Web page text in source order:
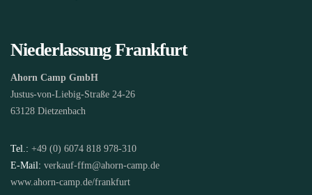
Niederlassung Frankfurt
Ahorn Camp GmbH
Justus-von-Liebig-Straße 24-26
63128 Dietzenbach
Tel.: +49 (0) 6074 818 978-310
E-Mail: verkauf-ffm@ahorn-camp.de
www.ahorn-camp.de/frankfurt